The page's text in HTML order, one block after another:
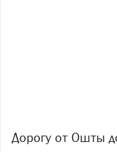
Дорогу от Ошты